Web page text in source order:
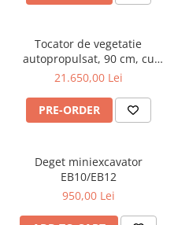
Tocator de vegetatie
autopropulsat, 90 cm, cu
motor pe benzina, 15 CP,
21.650,00 Lei
PRE-ORDER
Deget miniexcavator
EB10/EB12
950,00 Lei